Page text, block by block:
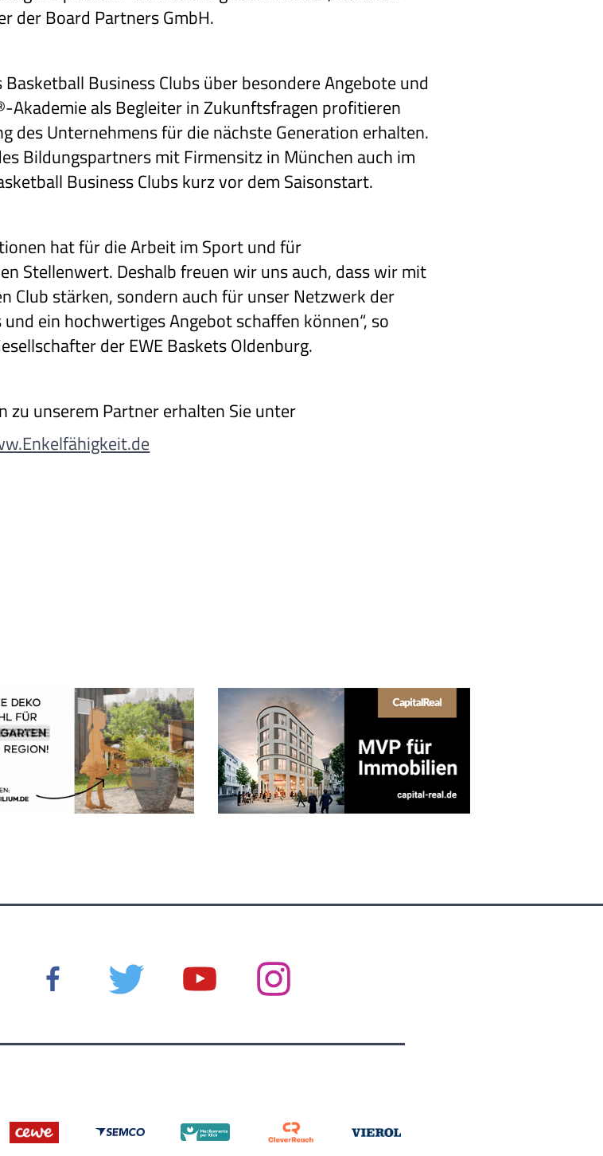
der Board Partners GmbH.
Business Clubs über besondere Angebote und
Akademie als Begleiter in Zukunftsfragen profitieren
des Unternehmens für die nächste Generation erhalten.
Bildungspartners mit Firmensitz in München auch im
Business Clubs kurz vor dem Saisonstart.
hat für die Arbeit im Sport und für
Stellenwert. Deshalb freuen wir uns auch, dass wir mit
Club stärken, sondern auch für unser Netzwerk der
ein hochwertiges Angebot schaffen können“, so
der EWE Baskets Oldenburg.
zu unserem Partner erhalten Sie unter